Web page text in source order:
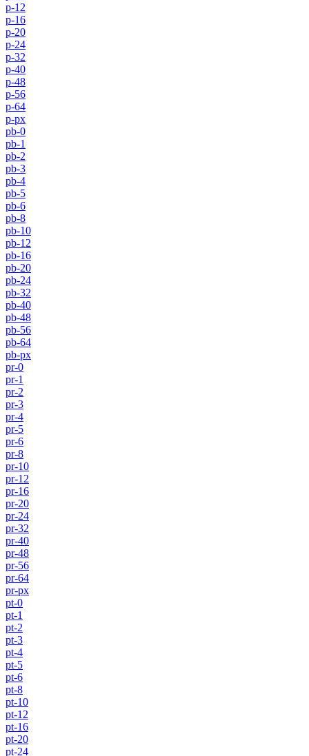
p-12
p-16
p-20
p-24
p-32
p-40
p-48
p-56
p-64
p-px
pb-0
pb-1
pb-2
pb-3
pb-4
pb-5
pb-6
pb-8
pb-10
pb-12
pb-16
pb-20
pb-24
pb-32
pb-40
pb-48
pb-56
pb-64
pb-px
pr-0
pr-1
pr-2
pr-3
pr-4
pr-5
pr-6
pr-8
pr-10
pr-12
pr-16
pr-20
pr-24
pr-32
pr-40
pr-48
pr-56
pr-64
pr-px
pt-0
pt-1
pt-2
pt-3
pt-4
pt-5
pt-6
pt-8
pt-10
pt-12
pt-16
pt-20
pt-24